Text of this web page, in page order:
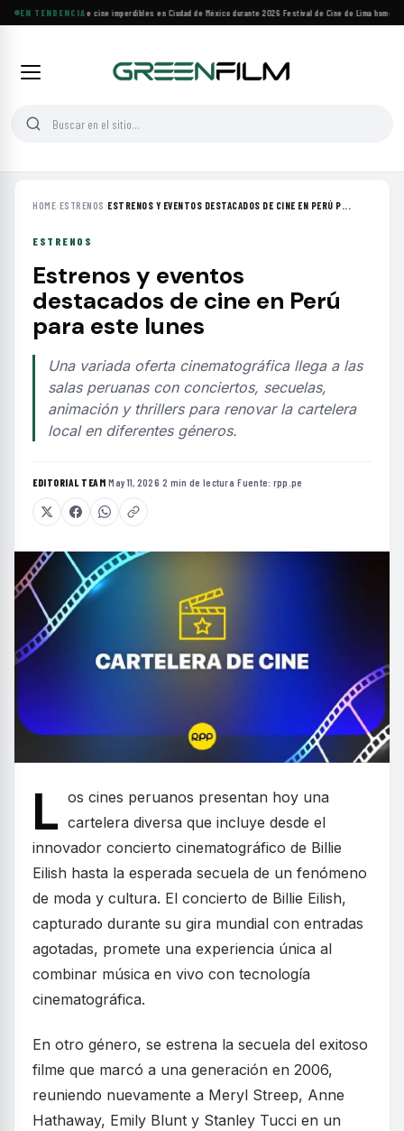
EN TENDENCIA
Cuatro festivales de cine imperdibles en Ciudad de México durante 2026·Festival de Cine de Lima
HOME›ESTRENOS ›ESTRENOS Y EVENTOS DESTACADOS DE CINE EN PERÚ P...
ESTRENOS
Estrenos y eventos
destacados de cine en Perú
para este lunes
Una variada oferta cinematográfica llega a las
salas peruanas con conciertos, secuelas,
animación y thrillers para renovar la cartelera
local en diferentes géneros.
EDITORIAL TEAM·May 11, 2026·2 min de lectura·Fuente: rpp.pe
L os cines peruanos presentan hoy una
cartelera diversa que incluye desde el
innovador concierto cinematográfico de Billie
Eilish hasta la esperada secuela de un fenómeno
de moda y cultura. El concierto de Billie Eilish,
capturado durante su gira mundial con entradas
agotadas, promete una experiencia única al
combinar música en vivo con tecnología
cinematográfica.
En otro género, se estrena la secuela del exitoso
filme que marcó a una generación en 2006,
reuniendo nuevamente a Meryl Streep, Anne
Hathaway, Emily Blunt y Stanley Tucci en un